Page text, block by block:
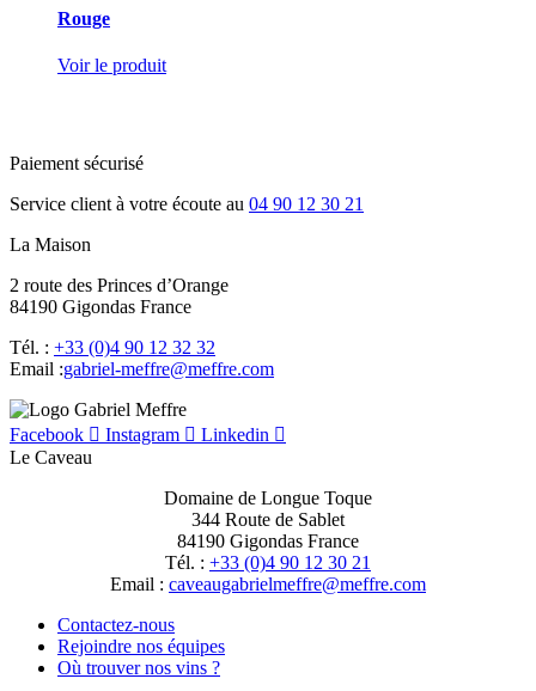
Rouge
Voir le produit
Paiement sécurisé
Service client à votre écoute au 04 90 12 30 21
La Maison
2 route des Princes d’Orange
84190 Gigondas France
Tél. : +33 (0)4 90 12 32 32
Email :moc.erffem@erffem-leirbag
Facebook Instagram
Linkedin
Le Caveau
Domaine de Longue Toque
344 Route de Sablet
84190 Gigondas France
Tél. : +33 (0)4 90 12 30 21
Email : moc.erffem@erffemleirbaguaevac
Contactez-nous
Rejoindre nos équipes
Où trouver nos vins ?